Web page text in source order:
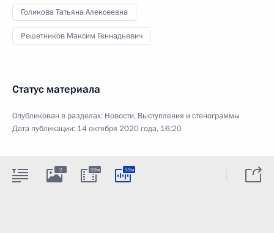
Голикова Татьяна Алексеевна
Решетников Максим Геннадьевич
Статус материала
Опубликован в разделах: Новости, Выступления и стенограммы
Дата публикации: 14 октября 2020 года, 16:20
2 59м 59м